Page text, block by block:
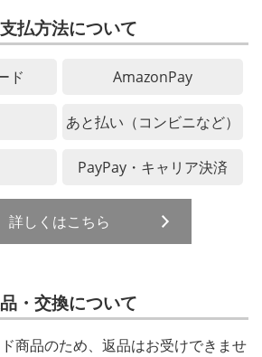
払方法について
ド AmazonPay
あと払い（コンビニなど）
PayPay・キャリア決済
詳しくはこちら
・交換について
商品のため、返品はお受けできませ